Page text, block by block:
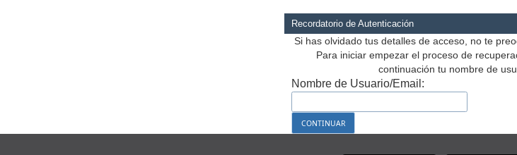
Recordatorio de Autenticación
Si has olvidado tus detalles de acceso, no te
Para iniciar empezar el proceso de
continuación tu nombre de
Nombre de Usuario/Email: